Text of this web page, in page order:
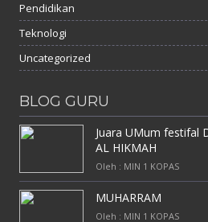
Pendidikan
Teknologi
Uncategorized
BLOG GURU
Juara UMum festifal
AL HIKMAH
Oleh : MIN 1 KOPAS
MUHARRAM
Oleh : MIN 1 KOPAS